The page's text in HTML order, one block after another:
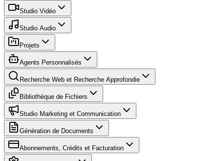
Studio Vidéo
Studio Audio
Projets
Agents Personnalisés
Recherche Web et Recherche Approfondie
Bibliothèque de Fichiers
Studio Marketing et Communication
Génération de Documents
Abonnements, Crédits et Facturation